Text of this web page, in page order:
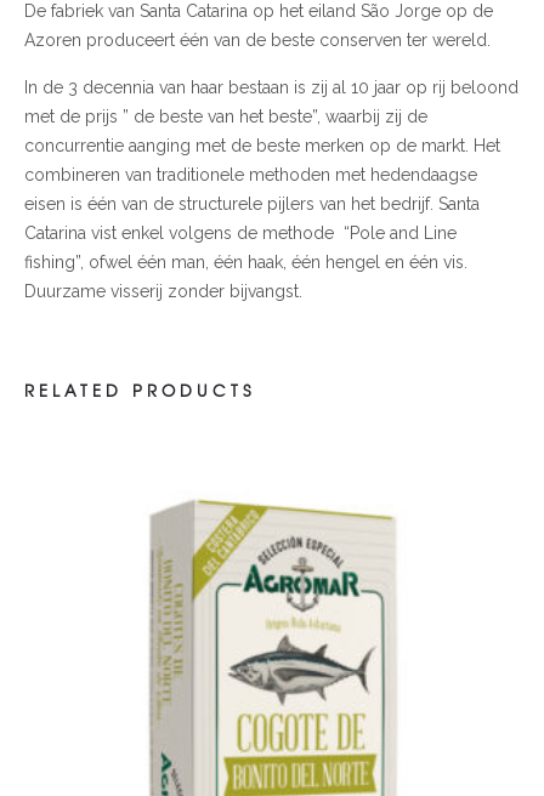
De fabriek van Santa Catarina op het eiland São Jorge op de
Azoren produceert één van de beste conserven ter wereld.
In de 3 decennia van haar bestaan is zij al 10 jaar op rij beloond
met de prijs ” de beste van het beste”, waarbij zij de
concurrentie aanging met de beste merken op de markt. Het
combineren van traditionele methoden met hedendaagse
eisen is één van de structurele pijlers van het bedrijf. Santa
Catarina vist enkel volgens de methode “Pole and Line
fishing”, ofwel één man, één haak, één hengel en één vis.
Duurzame visserij zonder bijvangst.
RELATED PRODUCTS